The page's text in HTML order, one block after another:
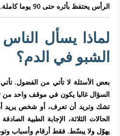
الرأس يحتفظ بأثره حتى 90 يوما كاملة.
لماذا يسأل
الشبو في الدم؟
بعض الأسئلة لا تأتي من الفضول.
السؤال غالبا يكون في موقف واحد من
تشك وتريد أن تعرف، أو شخص يريد
الحالات الثلاثة، الإجابة الطبية
يهوّل ولا يبسّط. فقط أرقام وأسباب